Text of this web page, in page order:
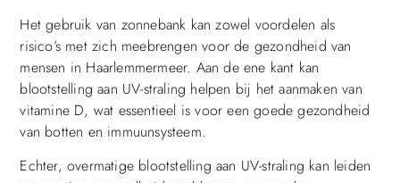
Het gebruik van zonnebank kan zowel voordelen als
risico’s met zich meebrengen voor de gezondheid van
mensen in Haarlemmermeer. Aan de ene kant kan
blootstelling aan UV-straling helpen bij het aanmaken van
vitamine D, wat essentieel is voor een goede gezondheid
van botten en immuunsysteem.
Echter, overmatige blootstelling aan UV-straling kan leiden